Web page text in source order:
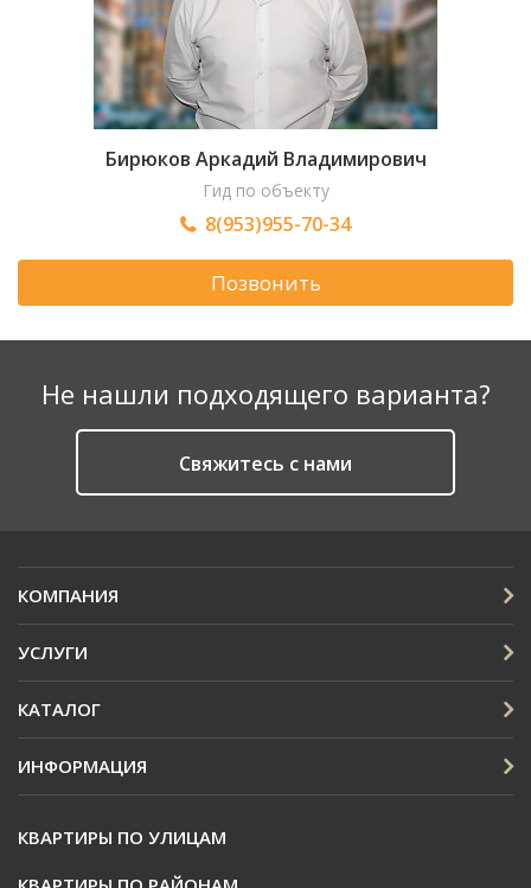
Бирюков Аркадий Владимирович
Гид по объекту
8(953)955-70-34
Позвонить
Не нашли подходящего варианта?
Cвяжитесь с нами
КОМПАНИЯ
УСЛУГИ
КАТАЛОГ
ИНФОРМАЦИЯ
КВАРТИРЫ ПО УЛИЦАМ